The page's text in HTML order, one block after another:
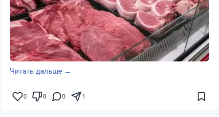
Читать дальше →
0 0 0 1